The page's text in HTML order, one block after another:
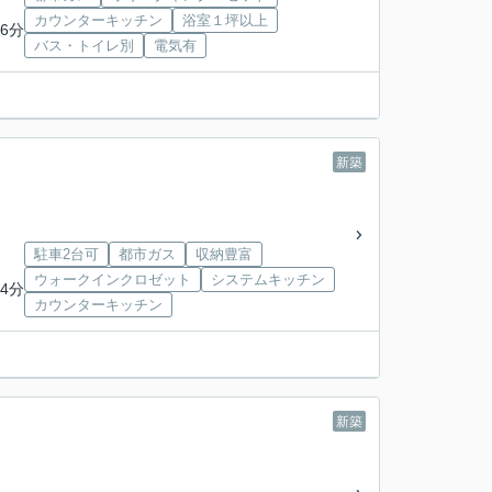
分
カウンターキッチン
浴室１坪以上
バス・トイレ別
電気有
新築
分
駐車2台可 都市ガス
収納豊富
ウォークインクロゼット
システムキッチン
カウンターキッチン
新築